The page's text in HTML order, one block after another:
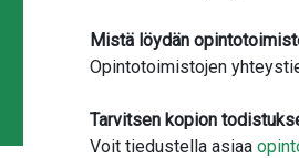
Mistä löydän
Opintotoimistojen
Tarvitsen kopion
Voit tiedustella asiaa